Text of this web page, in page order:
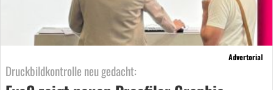
Advertorial
Druckbildkontrolle neu gedacht: